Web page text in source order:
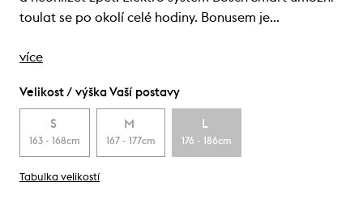
toulat se po okolí celé hodiny. Bonusem je…
více
Velikost / výška Vaší postavy
S
163 - 168cm
M
167 - 177cm
L
176 - 186cm
Tabulka velikostí